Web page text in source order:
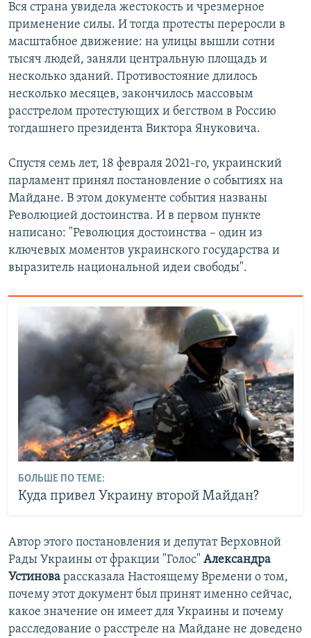
Вся страна увидела жестокость и чрезмерное
применение силы. И тогда протесты переросли в
масштабное движение: на улицы вышли сотни
тысяч людей, заняли центральную площадь и
несколько зданий. Противостояние длилось
несколько месяцев, закончилось массовым
расстрелом протестующих и бегством в Россию
тогдашнего президента Виктора Януковича.
Спустя семь лет, 18 февраля 2021-го, украинский
парламент принял постановление о событиях на
Майдане. В этом документе события названы
Революцией достоинства. И в первом пункте
написано: "Революция достоинства – один из
ключевых моментов украинского государства и
выразитель национальной идеи свободы".
БОЛЬШЕ ПО ТЕМЕ:
Куда привел Украину второй Майдан?
Автор этого постановления и депутат Верховной
Рады Украины от фракции "Голос" Александра
Устинова рассказала Настоящему Времени о том,
почему этот документ был принят именно сейчас,
какое значение он имеет для Украины и почему
расследование о расстреле на Майдане не доведено